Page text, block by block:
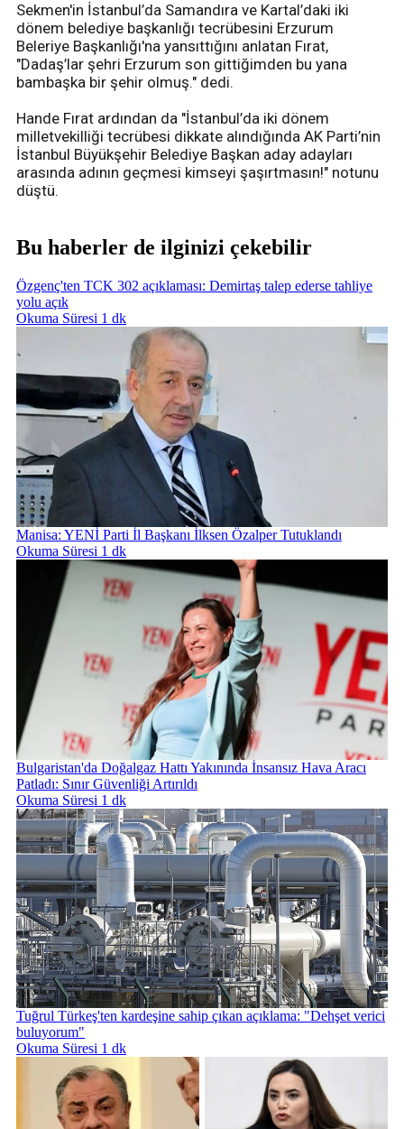
Sekmen'in İstanbul’da Samandıra ve Kartal’daki iki
dönem belediye başkanlığı tecrübesini Erzurum
Beleriye Başkanlığı'na yansıttığını anlatan Fırat,
"Dadaş’lar şehri Erzurum son gittiğimden bu yana
bambaşka bir şehir olmuş." dedi.
Hande Fırat ardından da "İstanbul’da iki dönem
milletvekilliği tecrübesi dikkate alındığında AK Parti’nin
İstanbul Büyükşehir Belediye Başkan aday adayları
arasında adının geçmesi kimseyi şaşırtmasın!" notunu
düştü.
Bu haberler de ilginizi çekebilir
Özgenç'ten TCK 302 açıklaması: Demirtaş talep ederse tahliye
yolu açık
Okuma Süresi 1 dk
Manisa: YENİ Parti İl Başkanı İlksen Özalper Tutuklandı
Okuma Süresi 1 dk
Bulgaristan'da Doğalgaz Hattı Yakınında İnsansız Hava Aracı
Patladı: Sınır Güvenliği Artırıldı
Okuma Süresi 1 dk
Tuğrul Türkeş'ten kardeşine sahip çıkan açıklama: "Dehşet verici
buluyorum"
Okuma Süresi 1 dk